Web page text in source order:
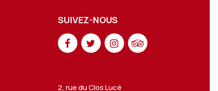
SUIVEZ-NOUS
2, rue du Clos Lucé